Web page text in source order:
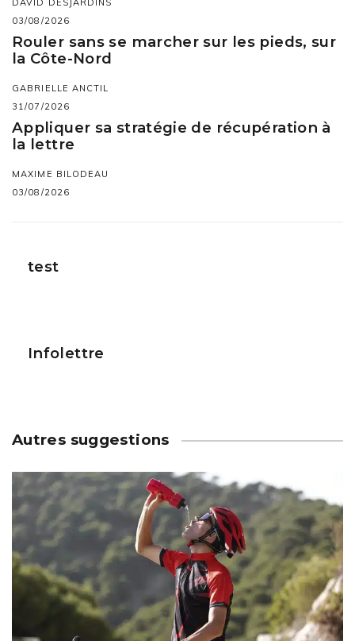
DAVID DESJARDINS
03/08/2026
Rouler sans se marcher sur les pieds, sur
la Côte-Nord
GABRIELLE ANCTIL
31/07/2026
Appliquer sa stratégie de récupération à
la lettre
MAXIME BILODEAU
03/08/2026
test
Infolettre
Autres suggestions